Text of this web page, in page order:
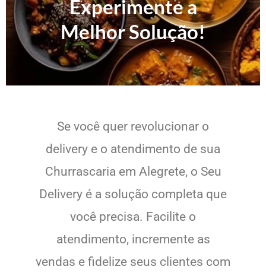
Experimente a
Melhor Solução!
Se você quer revolucionar o
delivery e o atendimento de sua
Churrascaria em Alegrete, o Seu
Delivery é a solução completa que
você precisa. Facilite o
atendimento, incremente as
vendas e fidelize seus clientes com